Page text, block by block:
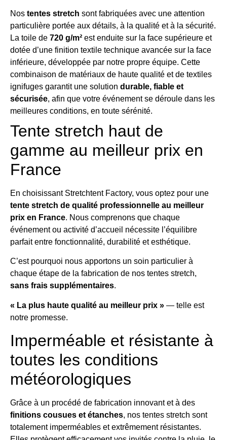
Nos tentes stretch sont fabriquées avec une attention
particulière portée aux détails, à la qualité et à la sécurité.
La toile de 720 g/m² est enduite sur la face supérieure et
dotée d’une finition textile technique avancée sur la face
inférieure, développée par notre propre équipe. Cette
combinaison de matériaux de haute qualité et de textiles
ignifuges garantit une solution durable, fiable et
sécurisée, afin que votre événement se déroule dans les
meilleures conditions, en toute sérénité.
Tente stretch haut de
gamme au meilleur prix en
France
En choisissant Stretchtent Factory, vous optez pour une
tente stretch de qualité professionnelle au meilleur
prix en France. Nous comprenons que chaque
événement ou activité d’accueil nécessite l’équilibre
parfait entre fonctionnalité, durabilité et esthétique.
C’est pourquoi nous apportons un soin particulier à
chaque étape de la fabrication de nos tentes stretch,
sans frais supplémentaires.
« La plus haute qualité au meilleur prix » — telle est
notre promesse.
Imperméable et résistante à
toutes les conditions
météorologiques
Grâce à un procédé de fabrication innovant et à des
finitions cousues et étanches, nos tentes stretch sont
totalement imperméables et extrêmement résistantes.